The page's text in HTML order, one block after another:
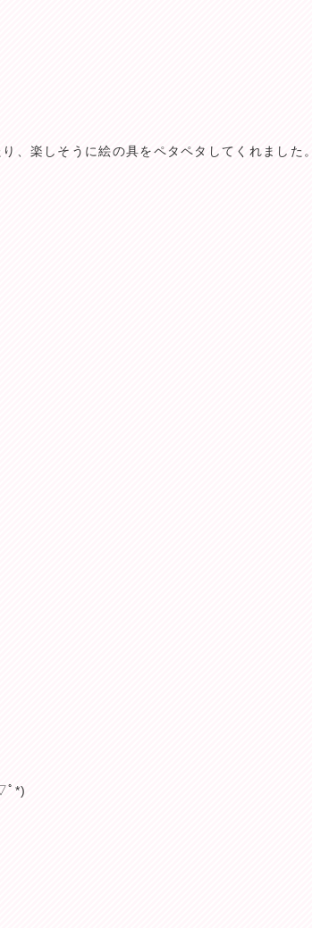
、楽しそうに絵の具をペタペタしてくれました。
ﾟ*)